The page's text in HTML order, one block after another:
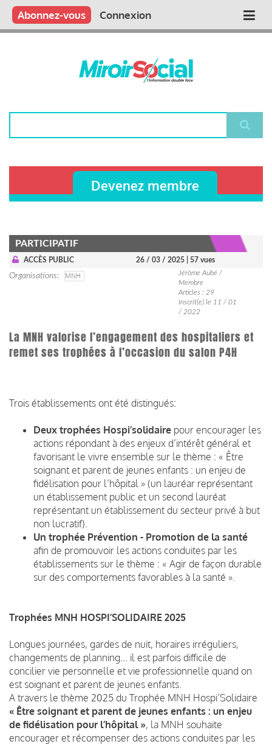
Aller
contenu
Main
Qui sommes nous ?
Vous publiez
Nous publions
Contactez-nous
Abonnez-vous Connexion
Devenez membre
PARTICIPATIF
ACCÈS PUBLIC 26 / 03 / 2025 | 57 vues
Organisations MNH
Jérôme Aubé /
Membre
Articles : 29
Inscrit(e) le 11 / 01
/ 2022
La MNH valorise l’engagement des hospitaliers et
remet ses trophées à l’occasion du salon P4H
Trois établissements ont été distingués:
Deux trophées Hospi’solidaire pour encourager les
actions répondant à des enjeux d’intérêt général et
favorisant le vivre ensemble sur le thème : « Être
soignant et parent de jeunes enfants : un enjeu de
fidélisation pour l’hôpital » (un lauréar représentant
un établissement public et un second lauréat
représentant un établissement du secteur privé à but
non lucratif).
Un trophée Prévention - Promotion de la santé
afin de promouvoir les actions conduites par les
établissements sur le thème : « Agir de façon durable
sur des comportements favorables à la santé ».
Trophées MNH HOSPI’SOLIDAIRE 2025
Longues journées, gardes de nuit, horaires irréguliers,
changements de planning… il est parfois difficile de
concilier vie personnelle et vie professionnelle quand on
est soignant et parent de jeunes enfants.
A travers le thème 2025 du Trophée MNH Hospi’Solidaire
« Être soignant et parent de jeunes enfants : un enjeu
de fidélisation pour l’hôpital », la MNH souhaite
encourager et récompenser des actions conduites par les